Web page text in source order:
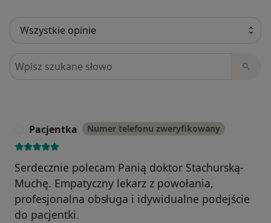
Szukaj w opiniach
Pacjentka Numer telefonu zweryfikowany
Serdecznie polecam Panią doktor Stachurską-
Muchę. Empatyczny lekarz z powołania,
profesjonalna obsługa i idywidualne podejście
do pacjentki.